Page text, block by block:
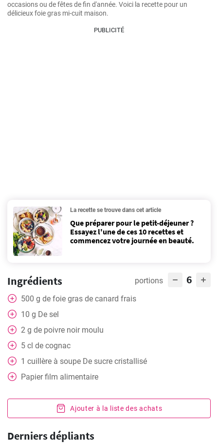
occasions ou de fêtes de fin d'année. Voici la recette pour un
délicieux foie gras mi-cuit maison.
PUBLICITÉ
La recette se trouve dans cet article
Que préparer pour le petit-déjeuner ?
Essayez l'une de ces 10 recettes et
commencez votre journée en beauté.
Ingrédients portions 6
500 g de foie gras de canard frais
10 g De sel
2 g de poivre noir moulu
5 cl de cognac
1 cuillère à soupe De sucre cristallisé
Papier film alimentaire
Ajouter à la liste des achats
Derniers dépliants